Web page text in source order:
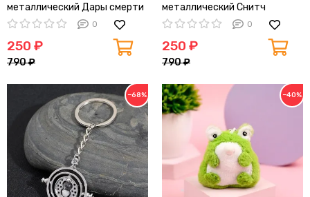
металлический Дары смерти
(винтажное золото)
0
250 ₽
790 ₽
металлический Снитч
(винтажное золото)
0
250 ₽
790 ₽
−68% −40%